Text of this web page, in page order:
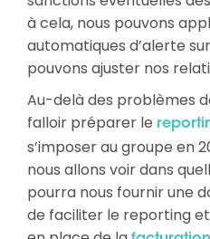
à cela, nous pouvons
automatiques d’alerte
pouvons ajuster nos
Au-delà des problèmes
falloir préparer le
s’imposer au groupe en
nous allons voir dans
pourra nous fournir une
de faciliter le reporting